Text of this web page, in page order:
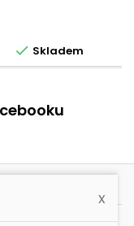
 Skladem
x